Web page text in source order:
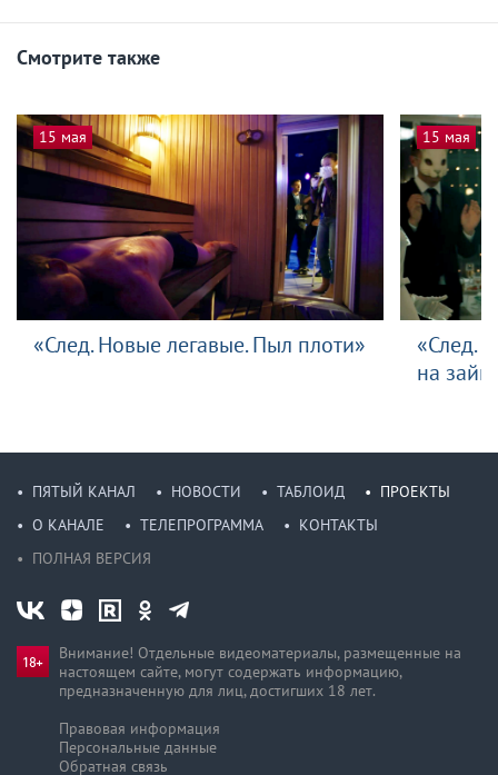
Смотрите также
15 мая
«След. Новые легавые. Пыл плоти»
15 мая
«След.
на
ПЯТЫЙ КАНАЛ НОВОСТИ ТАБЛОИД
ПРОЕКТЫ
О КАНАЛЕ
ТЕЛЕПРОГРАММА
КОНТАКТЫ
ПОЛНАЯ ВЕРСИЯ
Внимание! Отдельные видеоматериалы, размещенные на
настоящем сайте, могут содержать информацию,
предназначен­ную для лиц, достигших 18 лет.
Правовая информация
Персональные данные
Обратная связь